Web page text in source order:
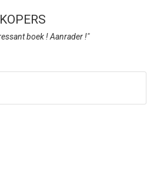
boek ! Aanrader !"